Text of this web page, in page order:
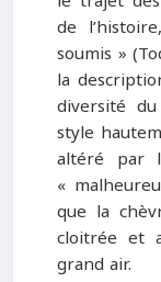
de
soumis »
la
diversité
style
altéré par
«
que la
cloitrée et
grand air.